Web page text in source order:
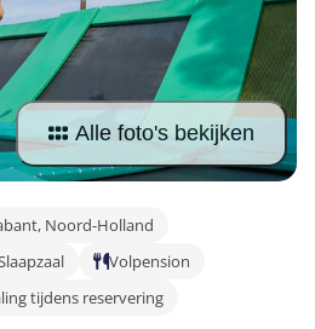
en wij doen de rest.
Alle foto's bekijken
Noord-Holland
Volpension
tijdens reservering